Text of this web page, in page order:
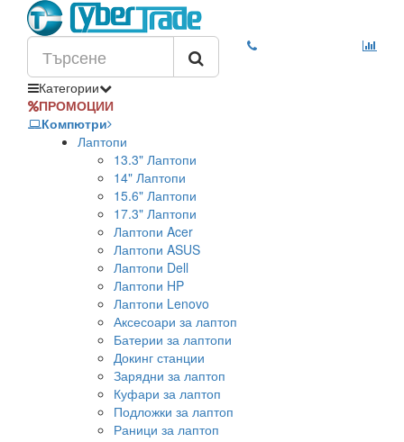
Категории
ПРОМОЦИИ
Компютри
Лаптопи
13.3" Лаптопи
14" Лаптопи
15.6" Лаптопи
17.3" Лаптопи
Лаптопи Acer
Лаптопи ASUS
Лаптопи Dell
Лаптопи HP
Лаптопи Lenovo
Аксесоари за лаптоп
Батерии за лаптопи
Докинг станции
Зарядни за лаптоп
Куфари за лаптоп
Подложки за лаптоп
Раници за лаптоп